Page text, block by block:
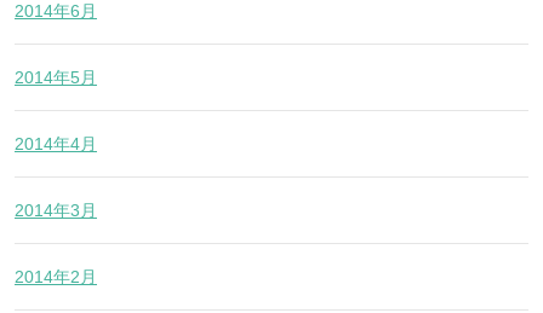
2014年6月
2014年5月
2014年4月
2014年3月
2014年2月